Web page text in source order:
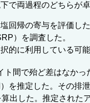
で両過程のどちらが
回帰の寄与を評価し
）を調査した。
的に利用している可
間で殆ど差はなかっ
を推定した。その排
出した。推定された